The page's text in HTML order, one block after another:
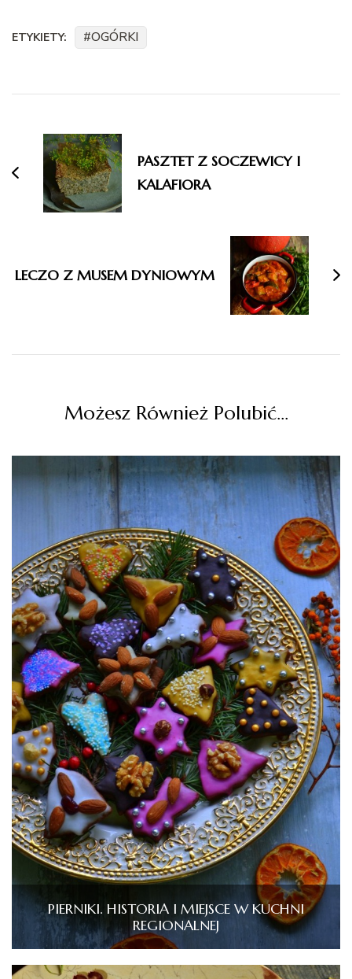
ETYKIETY: OGÓRKI
wpisu
PASZTET Z SOCZEWICY I
KALAFIORA
LECZO Z MUSEM DYNIOWYM
Możesz Również Polubić…
PIERNIKI. HISTORIA I MIEJSCE W KUCHNI
REGIONALNEJ